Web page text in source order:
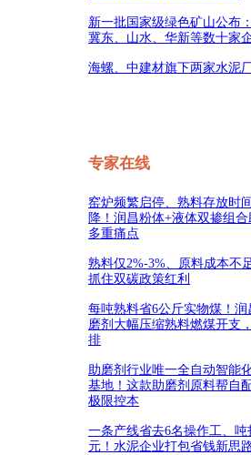
新一批国家级绿色矿山公布
冀东、山水、华新等数十家
海螺、中建材旗下两家水泥
专家在线
窑炉频繁启停、熟料存放时
降！润昌粉体+液体双掺组
多重痛点
熟料仅2%-3%、原料成本不
抓住双碳政策红利
每吨熟料省6公斤实物煤！
磨剂大幅压缩熟料燃煤开支
排
助磨剂行业唯一全自动智能
基地！这款助磨剂原料帮自
极限控本
一条产线省去6名操作工、
元！水泥企业打包省钱新思